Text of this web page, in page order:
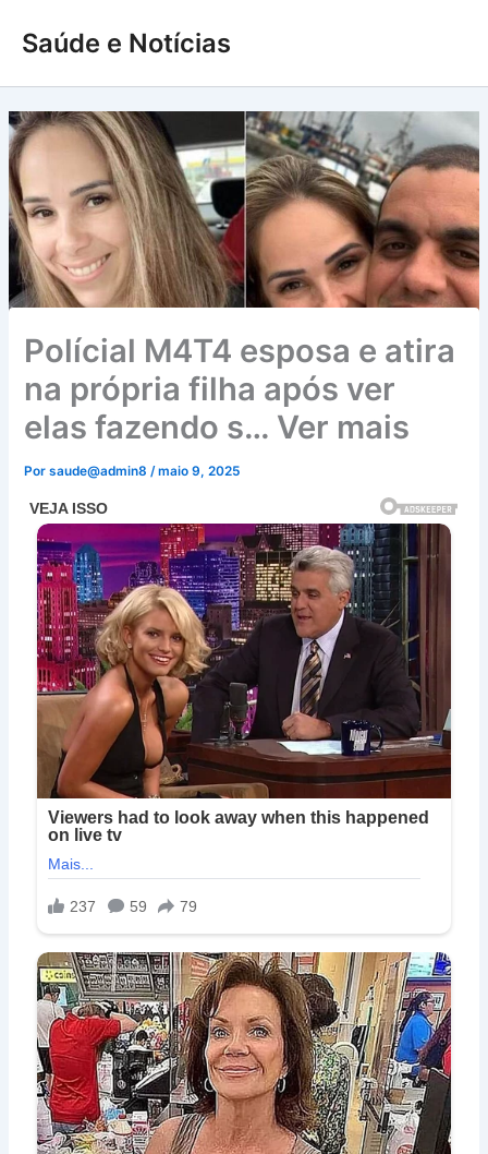
para
conteúdo
Saúde e Notícias
Polícial M4T4 esposa e atira
na própria filha após ver
elas fazendo s… Ver mais
Porsaude@admin8/maio 9, 2025